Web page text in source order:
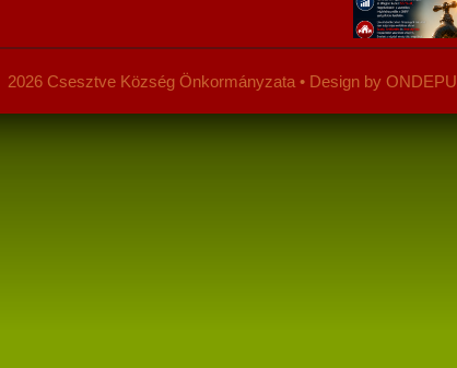
2026 Csesztve Község Önkormányzata • Design by ONDEPU